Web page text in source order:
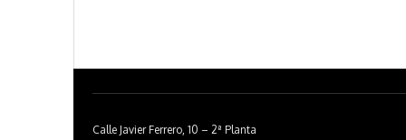
Calle Javier Ferrero, 10 – 2ª Planta